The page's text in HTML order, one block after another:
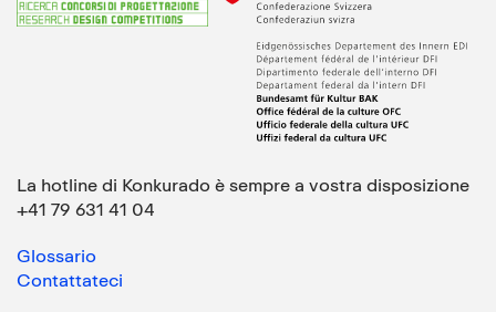
La hotline di Konkurado è sempre a vostra disposizione
+41 79 631 41 04
Glossario
Contattateci